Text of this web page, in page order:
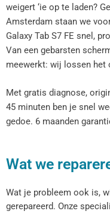
weigert ‘ie op te laden?
Amsterdam staan we
Galaxy Tab S7 FE​​ snel,
Van een gebarsten
meewerkt: wij lossen het
Met gratis diagnose,
45 minuten ben je snel
gedoe. 6 maanden
Wat we
Wat je probleem ook is,
gerepareerd. Onze